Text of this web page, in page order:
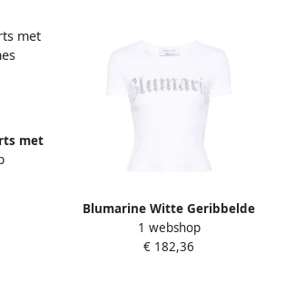
met
Blumarine Witte Geribbelde
T-shirt met Strass Logo
White Dames
1 webshop
€ 182,36